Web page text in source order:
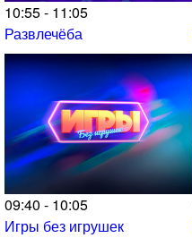
10:55 - 11:05
Развлечёба
09:40 - 10:05
Игры без игрушек